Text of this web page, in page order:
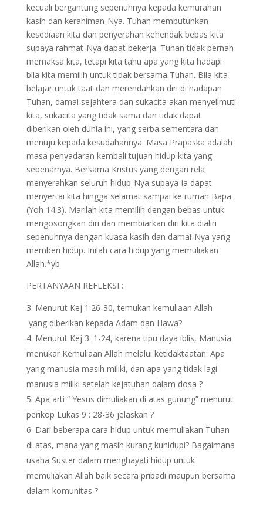
kecuali bergantung sepenuhnya kepada kemurahan
kasih dan kerahiman-Nya. Tuhan membutuhkan
kesediaan kita dan penyerahan kehendak bebas kita
supaya rahmat-Nya dapat bekerja. Tuhan tidak pernah
memaksa kita, tetapi kita tahu apa yang kita hadapi
bila kita memilih untuk tidak bersama Tuhan. Bila kita
belajar untuk taat dan merendahkan diri di hadapan
Tuhan, damai sejahtera dan sukacita akan menyelimuti
kita, sukacita yang tidak sama dan tidak dapat
diberikan oleh dunia ini, yang serba sementara dan
menuju kepada kesudahannya. Masa Prapaska adalah
masa penyadaran kembali tujuan hidup kita yang
sebenarnya. Bersama Kristus yang dengan rela
menyerahkan seluruh hidup-Nya supaya Ia dapat
menyertai kita hingga selamat sampai ke rumah Bapa
(Yoh 14:3). Marilah kita memilih dengan bebas untuk
mengosongkan diri dan membiarkan diri kita dialiri
sepenuhnya dengan kuasa kasih dan damai-Nya yang
memberi hidup. Inilah cara hidup yang memuliakan
Allah.*yb
PERTANYAAN REFLEKSI :
Menurut Kej 1:26-30, temukan kemuliaan Allah
yang diberikan kepada Adam dan Hawa?
Menurut Kej 3: 1-24, karena tipu daya iblis, Manusia
menukar Kemuliaan Allah melalui ketidaktaatan: Apa
yang manusia masih miliki, dan apa yang tidak lagi
manusia miliki setelah kejatuhan dalam dosa ?
Apa arti “ Yesus dimuliakan di atas gunung” menurut
perikop Lukas 9 : 28-36 jelaskan ?
Dari beberapa cara hidup untuk memuliakan Tuhan
di atas, mana yang masih kurang kuhidupi? Bagaimana
usaha Suster dalam menghayati hidup untuk
memuliakan Allah baik secara pribadi maupun bersama
dalam komunitas ?